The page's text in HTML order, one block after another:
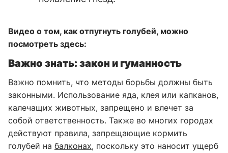
Видео о том, как отпугнуть голубей, можно
посмотреть здесь:
Важно знать: закон и гуманность
Важно помнить, что методы борьбы должны быть
законными. Использование яда, клея или капканов,
калечащих животных, запрещено и влечет за
собой ответственность. Также во многих городах
действуют правила, запрещающие кормить
голубей на балконах, поскольку это наносит ущерб